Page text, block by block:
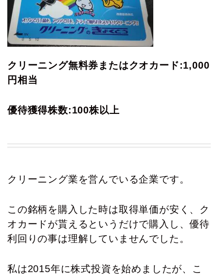
クリーニング無料券またはクオカード:1,000
円相当
優待獲得株数:100株以上
クリーニング業を営んでいる企業です。
この銘柄を購入した時は取得単価が安く、ク
オカードが貰えるというだけで購入し、優待
利回りの事は理解していませんでした。
私は2015年に株式投資を始めましたが、こ